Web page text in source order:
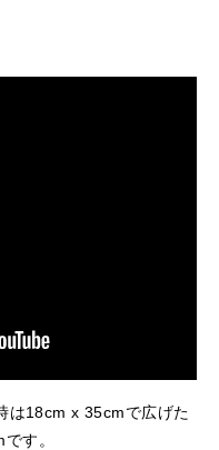
は18cm x 35cmで広げた
す。